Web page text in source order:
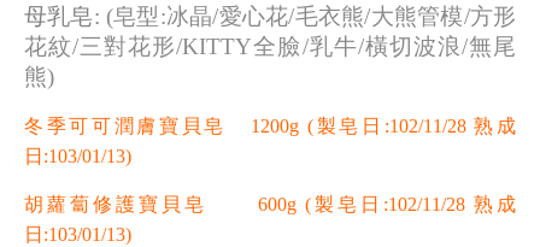
母乳皂: (皂型:冰晶/愛心花/毛衣熊/大熊管模/方形
花紋/三對花形/KITTY全臉/乳牛/橫切波浪/無尾
熊)
冬季可可潤膚寶貝皂 1200g (製皂日:102/11/28 熟成
日:103/01/13)
胡蘿蔔修護寶貝皂 600g (製皂日:102/11/28 熟成
日:103/01/13)